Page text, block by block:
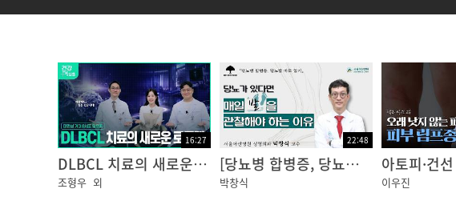
16:27
DLBCL 치료의 새로운 로드맵 | 1차 치료부터 CAR-T·이중항체까지
조형우 외
22:48
[당뇨병 합병증, 당뇨발] 당뇨가 있다면 매일 발을 관찰해야 하는 이유: 성형외과 박창식 교수ㅣ동아아산건강강좌
박창식 이우진